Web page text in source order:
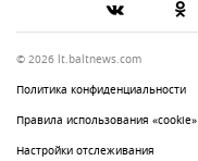
© 2026 lt.baltnews.com
Политика конфиденциальности
Правила использования «cookie»
Настройки отслеживания